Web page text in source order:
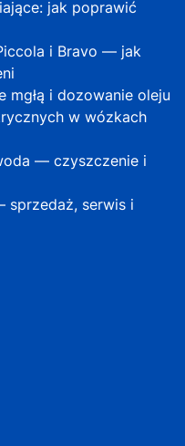
jak poprawić
i Bravo — jak
i dozowanie oleju
w wózkach
— czyszczenie i
sprzedaż, serwis i